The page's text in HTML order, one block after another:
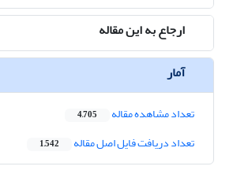
ارجاع به این مقاله
آمار
تعداد مشاهده مقاله 4,705
تعداد دریافت فایل اصل مقاله 1,542